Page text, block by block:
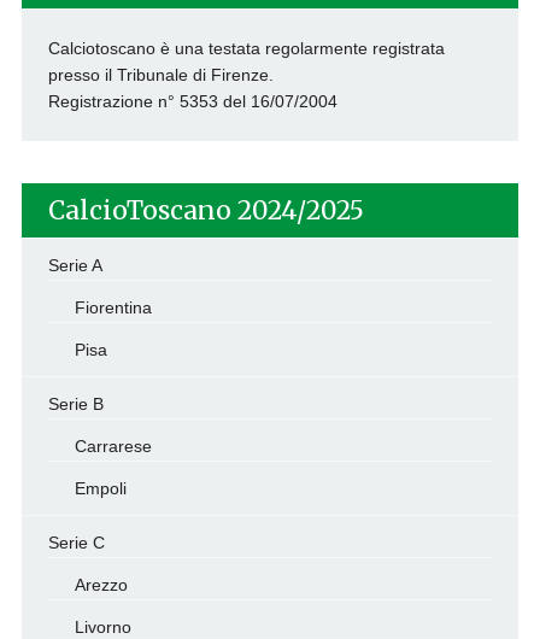
Calciotoscano è una testata regolarmente registrata
presso il Tribunale di Firenze.
Registrazione n° 5353 del 16/07/2004
CalcioToscano 2024/2025
Serie A
Fiorentina
Pisa
Serie B
Carrarese
Empoli
Serie C
Arezzo
Livorno